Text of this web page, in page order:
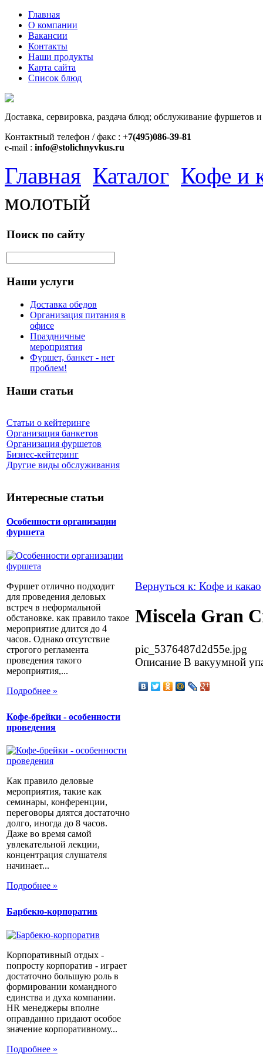
Главная
О компании
Вакансии
Контакты
Наши продукты
Карта сайта
Список блюд
Доставка, сервировка, раздача блюд; обслуживание фуршетов
Контактный телефон / факс : +7(495)086-39-81
e-mail : info@stolichnyvkus.ru
Главная Каталог Кофе и
молотый
Поиск по сайту
Наши услуги
Доставка обедов
Организация питания в
офисе
Праздничные
мероприятия
Фуршет, банкет - нет
проблем!
Наши статьи
Статьи о кейтеринге
Организация банкетов
Организация фуршетов
Бизнес-кейтеринг
Другие виды обслуживания
Интересные статьи
Особенности организации
фуршета
Фуршет отлично подходит
для проведения деловых
встреч в неформальной
обстановке. как правило такое
мероприятие длится до 4
часов. Однако отсутствие
строгого регламента
проведения такого
мероприятия,...
Подробнее »
Кофе-брейки - особенности
проведения
Как правило деловые
мероприятия, такие как
семинары, конференции,
переговоры длятся достаточно
долго, иногда до 8 часов.
Даже во время самой
увлекательной лекции,
концентрация слушателя
начинает...
Подробнее »
Барбекю-корпоратив
Корпоративный отдых -
попросту корпоратив - играет
достаточно большую роль в
формировании командного
единства и духа компании.
HR менеджеры вполне
оправданно придают особое
значение корпоративному...
Подробнее »
Вернуться к: Кофе и какао
Miscela Gran
pic_5376487d2d55e.jpg
Описание В вакуумной